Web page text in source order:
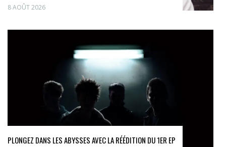
8 AOÛT 2026
PLONGEZ DANS LES ABYSSES AVEC LA RÉÉDITION DU 1ER EP